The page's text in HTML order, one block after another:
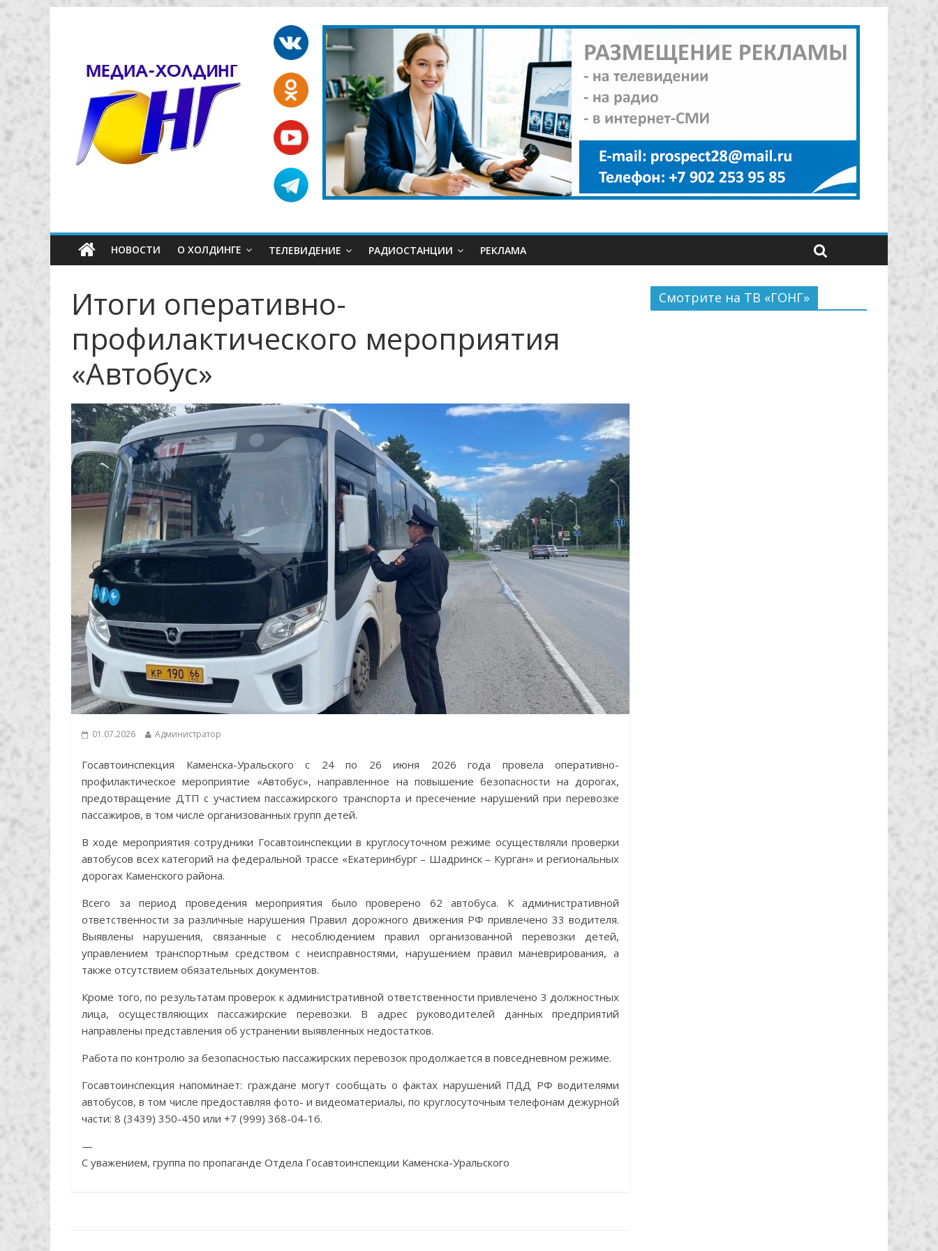
НОВОСТИ О ХОЛДИНГЕ ТЕЛЕВИДЕНИЕ РАДИОСТАНЦИИ РЕКЛАМА
Итоги оперативно-
профилактического мероприятия
«Автобус»
01.07.2026 Администратор
Госавтоинспекция Каменска-Уральского с 24 по 26 июня 2026 года провела оперативно-
профилактическое мероприятие «Автобус», направленное на повышение безопасности на дорогах,
предотвращение ДТП с участием пассажирского транспорта и пресечение нарушений при перевозке
пассажиров, в том числе организованных групп детей.
В ходе мероприятия сотрудники Госавтоинспекции в круглосуточном режиме осуществляли проверки
автобусов всех категорий на федеральной трассе «Екатеринбург – Шадринск – Курган» и региональных
дорогах Каменского района.
Всего за период проведения мероприятия было проверено 62 автобуса. К административной
ответственности за различные нарушения Правил дорожного движения РФ привлечено 33 водителя.
Выявлены нарушения, связанные с несоблюдением правил организованной перевозки детей,
управлением транспортным средством с неисправностями, нарушением правил маневрирования, а
также отсутствием обязательных документов.
Кроме того, по результатам проверок к административной ответственности привлечено 3 должностных
лица, осуществляющих пассажирские перевозки. В адрес руководителей данных предприятий
направлены представления об устранении выявленных недостатков.
Работа по контролю за безопасностью пассажирских перевозок продолжается в повседневном режиме.
Госавтоинспекция напоминает: граждане могут сообщать о фактах нарушений ПДД РФ водителями
автобусов, в том числе предоставляя фото- и видеоматериалы, по круглосуточным телефонам дежурной
части: 8 (3439) 350-450 или +7 (999) 368-04-16.
—
С уважением, группа по пропаганде Отдела Госавтоинспекции Каменска-Уральского
Смотрите на ТВ «ГОНГ»